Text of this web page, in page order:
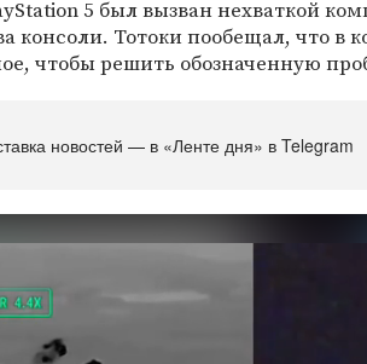
5 был вызван нехваткой
консоли. Тотоки пообещал, что в
чтобы решить обозначенную
новостей — в «Ленте дня» в Telegram